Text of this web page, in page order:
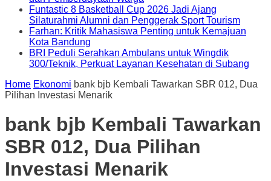
Funtastic 8 Basketball Cup 2026 Jadi Ajang
Silaturahmi Alumni dan Penggerak Sport Tourism
Farhan: Kritik Mahasiswa Penting untuk Kemajuan
Kota Bandung
BRI Peduli Serahkan Ambulans untuk Wingdik
300/Teknik, Perkuat Layanan Kesehatan di Subang
Home Ekonomi bank bjb Kembali Tawarkan SBR 012, Dua
Pilihan Investasi Menarik
bank bjb Kembali Tawarkan
SBR 012, Dua Pilihan
Investasi Menarik